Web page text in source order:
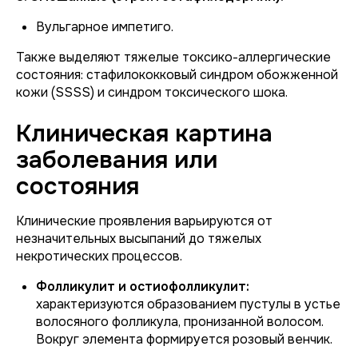
Вульгарное импетиго.
Также выделяют тяжелые токсико-аллергические
состояния: стафилококковый синдром обожженной
кожи (SSSS) и синдром токсического шока.
Клиническая картина
заболевания или
состояния
Клинические проявления варьируются от
незначительных высыпаний до тяжелых
некротических процессов.
Фолликулит и остиофолликулит:
характеризуются образованием пустулы в устье
волосяного фолликула, пронизанной волосом.
Вокруг элемента формируется розовый венчик.